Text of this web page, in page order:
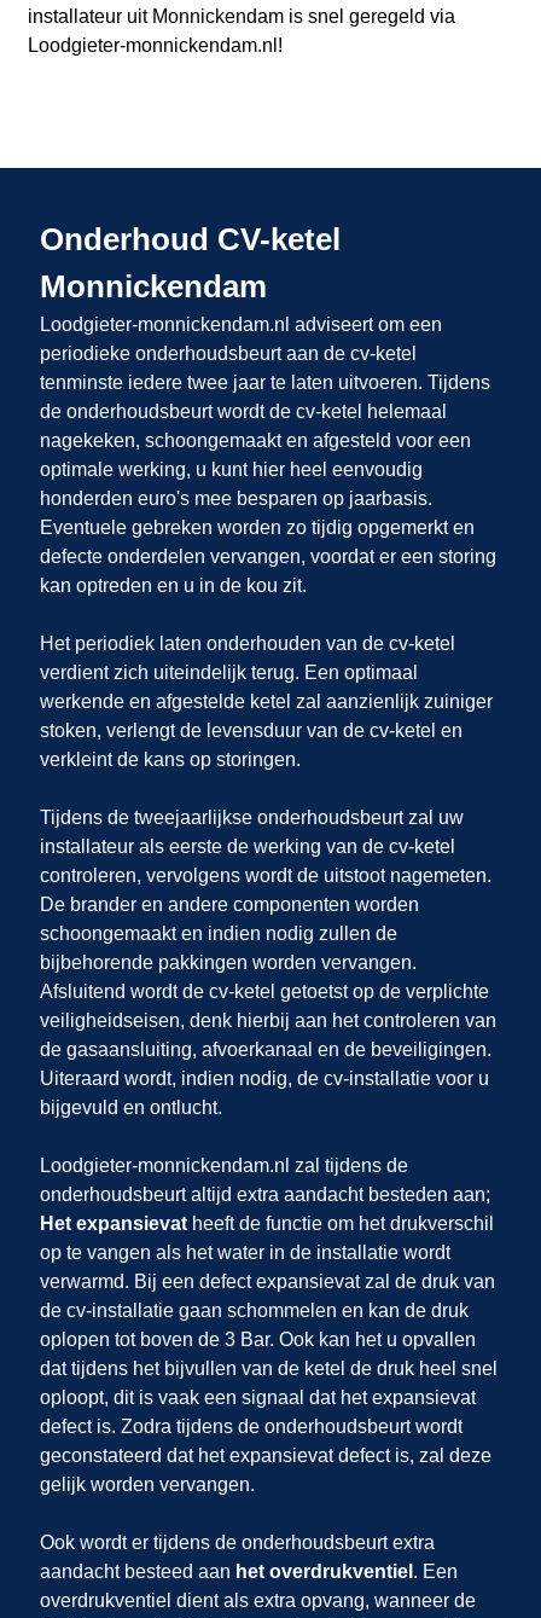
installateur uit Monnickendam is snel geregeld via
Loodgieter-monnickendam.nl !
Onderhoud CV-ketel
Monnickendam
Loodgieter-monnickendam.nl adviseert om een
periodieke onderhoudsbeurt aan de cv-ketel
tenminste iedere twee jaar te laten uitvoeren. Tijdens
de onderhoudsbeurt wordt de cv-ketel helemaal
nagekeken, schoongemaakt en afgesteld voor een
optimale werking, u kunt hier heel eenvoudig
honderden euro's mee besparen op jaarbasis.
Eventuele gebreken worden zo tijdig opgemerkt en
defecte onderdelen vervangen, voordat er een storing
kan optreden en u in de kou zit.
Het periodiek laten onderhouden van de cv-ketel
verdient zich uiteindelijk terug. Een optimaal
werkende en afgestelde ketel zal aanzienlijk zuiniger
stoken, verlengt de levensduur van de cv-ketel en
verkleint de kans op storingen.
Tijdens de tweejaarlijkse onderhoudsbeurt zal uw
installateur als eerste de werking van de cv-ketel
controleren, vervolgens wordt de uitstoot nagemeten.
De brander en andere componenten worden
schoongemaakt en indien nodig zullen de
bijbehorende pakkingen worden vervangen.
Afsluitend wordt de cv-ketel getoetst op de verplichte
veiligheidseisen, denk hierbij aan het controleren van
de gasaansluiting, afvoerkanaal en de beveiligingen.
Uiteraard wordt, indien nodig, de cv-installatie voor u
bijgevuld en ontlucht.
Loodgieter-monnickendam.nl zal tijdens de
onderhoudsbeurt altijd extra aandacht besteden aan;
Het expansievatheeft de functie om het drukverschil
op te vangen als het water in de installatie wordt
verwarmd. Bij een defect expansievat zal de druk van
de cv-installatie gaan schommelen en kan de druk
oplopen tot boven de 3 Bar. Ook kan het u opvallen
dat tijdens het bijvullen van de ketel de druk heel snel
oploopt, dit is vaak een signaal dat het expansievat
defect is. Zodra tijdens de onderhoudsbeurt wordt
geconstateerd dat het expansievat defect is, zal deze
gelijk worden vervangen.
Ook wordt er tijdens de onderhoudsbeurt extra
aandacht besteed aan het overdrukventiel . Een
overdrukventiel dient als extra opvang, wanneer de